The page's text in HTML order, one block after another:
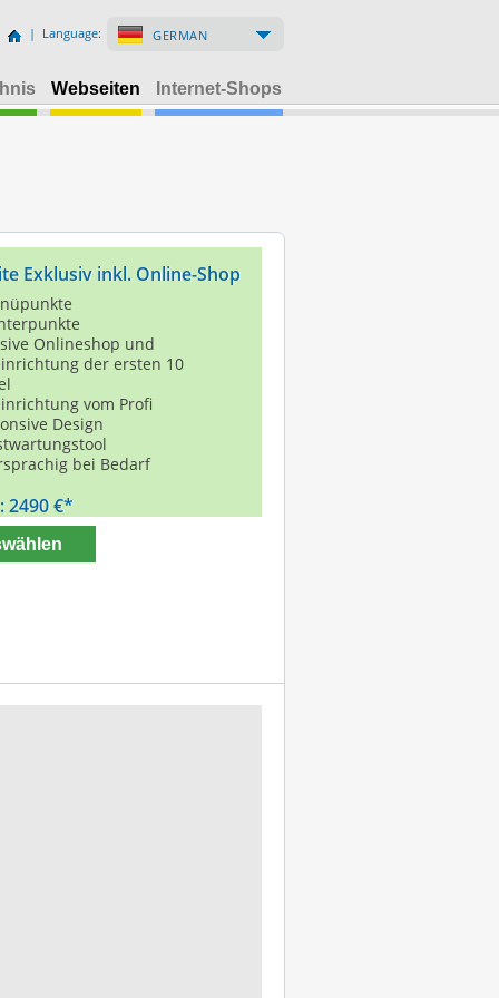
| Language: GERMAN
Webseiten Internet-Shops
Exklusiv inkl. Online-Shop
Onlineshop und
der ersten 10
vom Profi
Design
bei Bedarf
2490 €*